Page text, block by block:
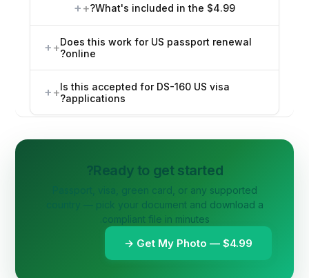
What's included in the $4.99?
+
Does this work for US passport renewal
online?
+
Is this accepted for DS-160 US visa
applications?
+
Ready to get started?
Passport, visa, green card, or any supported
country — pick your document and download a
compliant file in minutes.
Get My Photo — $4.99 →